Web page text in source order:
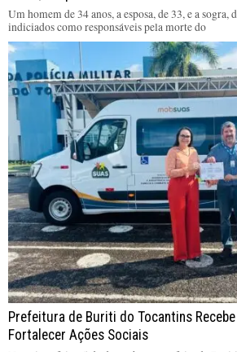
Um homem de 34 anos, a esposa, de 33, e a sogra,
indiciados como responsáveis pela morte do
Prefeitura de Buriti do Tocantins
Fortalecer Ações Sociais